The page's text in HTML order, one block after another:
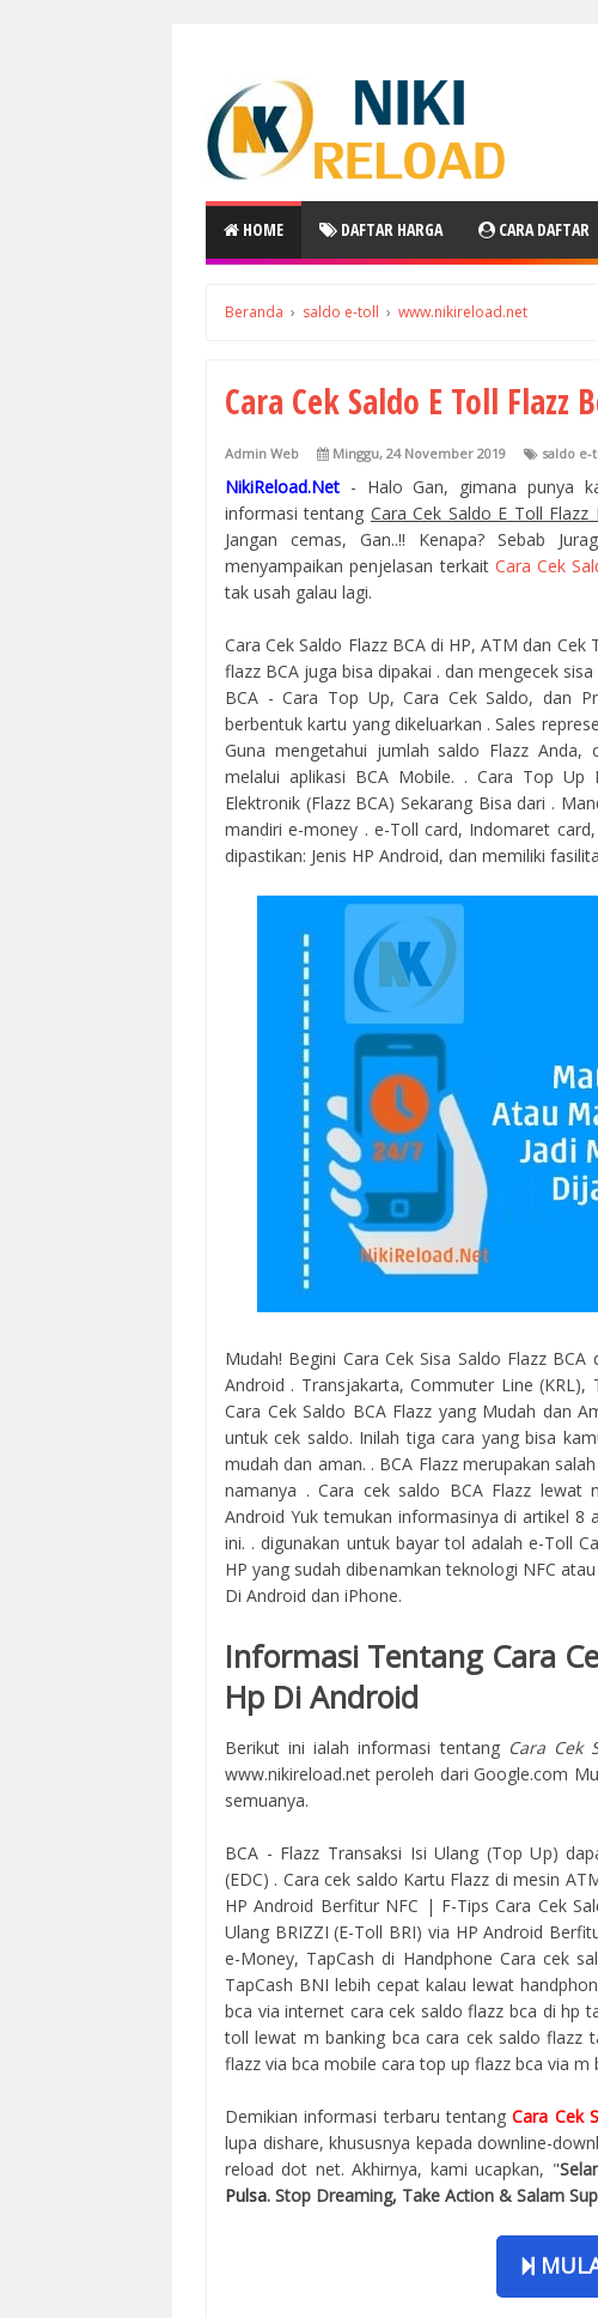
HOME DAFTAR HARGA CARA DAFTAR
Beranda › saldo e-toll › www.nikireload.net
Cara Cek Saldo E Toll Flazz
Admin Web Minggu, 24 November 2019 saldo e-
NikiReload.Net - Halo Gan, gimana punya
informasi tentang Cara Cek Saldo E Toll
Jangan cemas, Gan..!! Kenapa? Sebab
menyampaikan penjelasan terkait Cara Cek
tak usah galau lagi.
Cara Cek Saldo Flazz BCA di HP, ATM dan
flazz BCA juga bisa dipakai . dan mengecek
BCA - Cara Top Up, Cara Cek Saldo, dan
berbentuk kartu yang dikeluarkan . Sales
Guna mengetahui jumlah saldo Flazz Anda,
melalui aplikasi BCA Mobile. . Cara Top Up
Elektronik (Flazz BCA) Sekarang Bisa dari .
mandiri e-money . e-Toll card, Indomaret
dipastikan: Jenis HP Android, dan memiliki
Mudah! Begini Cara Cek Sisa Saldo Flazz
Android . Transjakarta, Commuter Line
Cara Cek Saldo BCA Flazz yang Mudah dan
untuk cek saldo. Inilah tiga cara yang bisa
mudah dan aman. . BCA Flazz merupakan
namanya . Cara cek saldo BCA Flazz lewat
Android Yuk temukan informasinya di artikel
ini. . digunakan untuk bayar tol adalah e-Toll
HP yang sudah dibenamkan teknologi NFC
Di Android dan iPhone.
Informasi Tentang Cara
Hp Di Android
Berikut ini ialah informasi tentang Cara Cek
www.nikireload.net peroleh dari Google.com
semuanya.
BCA - Flazz Transaksi Isi Ulang (Top Up)
(EDC) . Cara cek saldo Kartu Flazz di mesin
HP Android Berfitur NFC | F-Tips Cara Cek
Ulang BRIZZI (E-Toll BRI) via HP Android
e-Money, TapCash di Handphone Cara cek
TapCash BNI lebih cepat kalau lewat
bca via internet cara cek saldo flazz bca di hp
toll lewat m banking bca cara cek saldo flazz
flazz via bca mobile cara top up flazz bca via m
Demikian informasi terbaru tentangCara Cek
lupa dishare, khususnya kepada downline-
reload dot net. Akhirnya, kami ucapkan, "
Pulsa. Stop Dreaming, Take Action & Salam